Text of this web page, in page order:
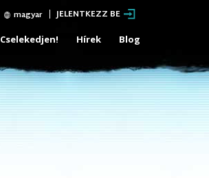
magyar JELENTKEZZ BE
Cselekedjen! Hírek Blog